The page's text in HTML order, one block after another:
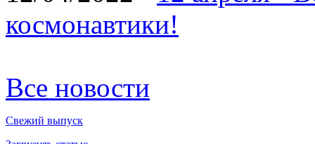
космонавтики!
Все новости
Свежий выпуск